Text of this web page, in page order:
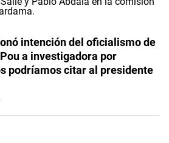
intención del oficialismo de
a investigadora por
podríamos citar al presidente